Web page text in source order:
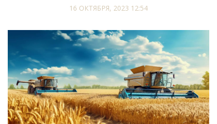
16 ОКТЯБРЯ, 2023 12:54